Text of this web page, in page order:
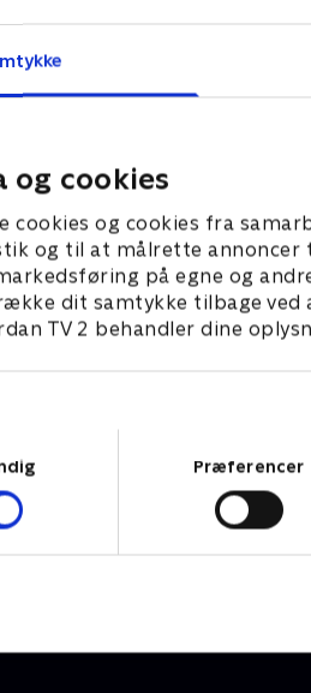
og cookies
cookies og cookies fra
og til at målrette annoncer
på egne og
dit samtykke tilbage ved
TV 2 behandler dine
Præferencer
Spøgelserne finder en
mellem deres "ar". Simons hold
Janet med til en fjerntliggende